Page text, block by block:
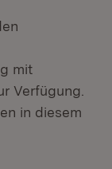
mit
Verfügung.
in diesem